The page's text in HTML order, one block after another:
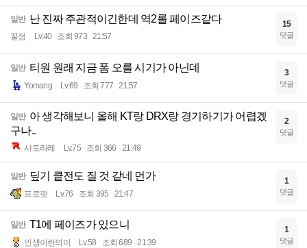
일반 난 진짜 주관적이긴한데 역2롤 페이즈같다
꿀잼 Lv.40 조회 973 21:57
15
댓글
일반 티원 원래 지금 폼 오를 시기가 아닌데
Yomang Lv.69 조회 777 21:57
3
댓글
일반 아 생각해보니 올해 KT랑 DRX랑 경기하기가 어렵겠
구나..
사토라레 Lv.75 조회 366 21:49
2
댓글
일반 딮기 킅전도 질 것 같네 먼가
프로핏 Lv.76 조회 395 21:47
1
댓글
일반 T1에 페이즈가 있으니
인생이란의미 Lv.58 조회 689 21:39
1
댓글